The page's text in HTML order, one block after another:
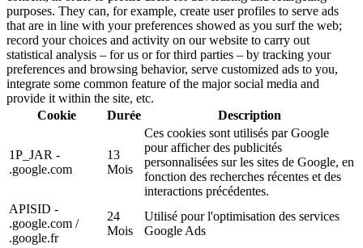
purposes. They can, for example, create user profiles to serve ads
that are in line with your preferences showed as you surf the web;
record your choices and activity on our website to carry out
statistical analysis – for us or for third parties – by tracking your
preferences and browsing behavior, serve customized ads to you,
integrate some common feature of the major social media and
provide it within the site, etc.
Cookie
Durée Description
1P_JAR -
.google.com
13
Mois
Ces cookies sont utilisés par Google
pour afficher des publicités
personnalisées sur les sites de Google, en
fonction des recherches récentes et des
interactions précédentes.
APISID -
.google.com /
.google.fr
24
Mois
Utilisé pour l'optimisation des services
Google Ads